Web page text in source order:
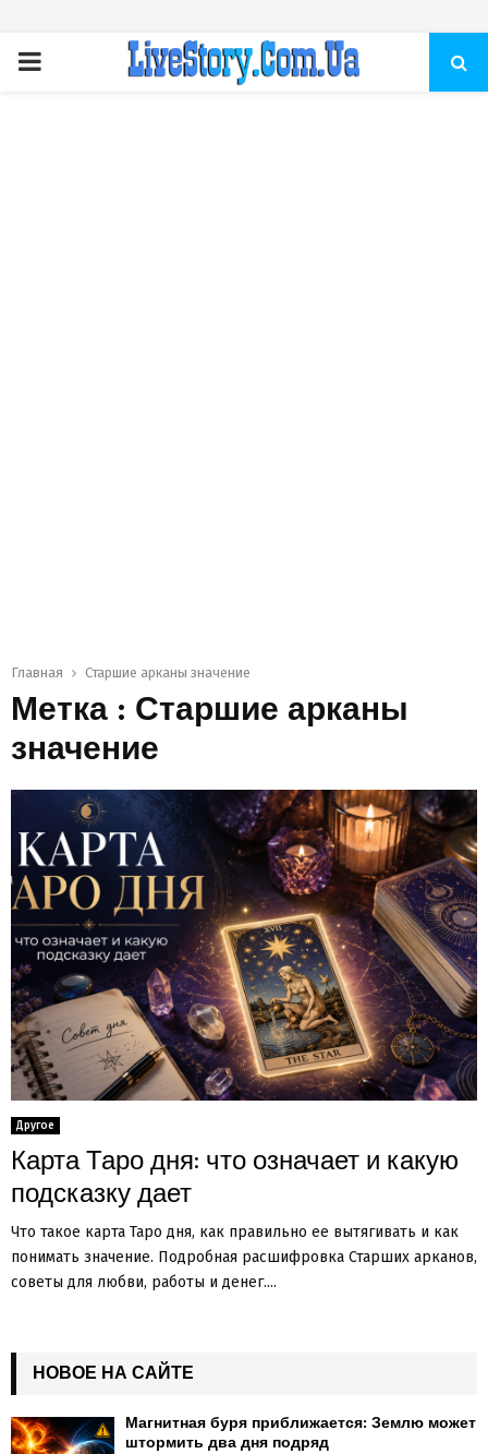
ПЕРВИЧНОЕ
Главная Старшие арканы значение
Метка : Старшие арканы
значение
Другое
Карта Таро дня: что означает и какую
подсказку дает
Что такое карта Таро дня, как правильно ее вытягивать и как
понимать значение. Подробная расшифровка Старших арканов,
советы для любви, работы и денег....
НОВОЕ НА САЙТЕ
Магнитная буря приближается: Землю может
штормить два дня подряд